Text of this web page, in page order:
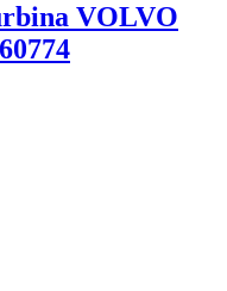
VOLVO